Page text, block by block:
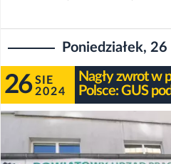
Poniedziałek,
26 SIE
2024
Nagły zwrot w
Polsce: GUS